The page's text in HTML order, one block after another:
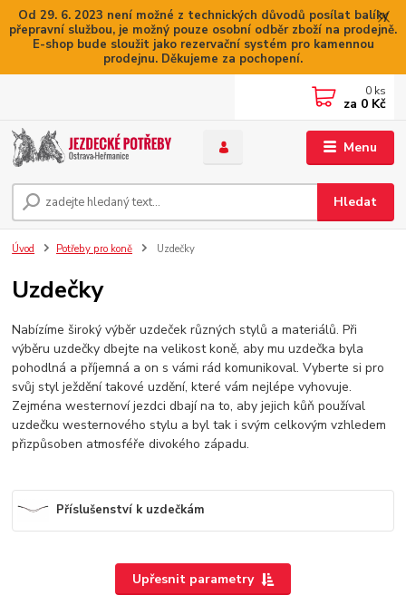
Od 29. 6. 2023 není možné z technických důvodů posílat balíky
přepravní službou, je možný pouze osobní odběr zboží na prodejně.
E-shop bude sloužit jako rezervační systém pro kamennou
prodejnu. Děkujeme za pochopení.
Menu
Hledat
0 ks
za 0 Kč
Úvod Potřeby pro koně Uzdečky
Uzdečky
Nabízíme široký výběr uzdeček různých stylů a materiálů. Při
výběru uzdečky dbejte na velikost koně, aby mu uzdečka byla
pohodlná a příjemná a on s vámi rád komunikoval. Vyberte si pro
svůj styl ježdění takové uzdění, které vám nejlépe vyhovuje.
Zejména westernoví jezdci dbají na to, aby jejich kůň používal
uzdečku westernového stylu a byl tak i svým celkovým vzhledem
přizpůsoben atmosféře divokého západu.
Příslušenství k uzdečkám
Upřesnit parametry